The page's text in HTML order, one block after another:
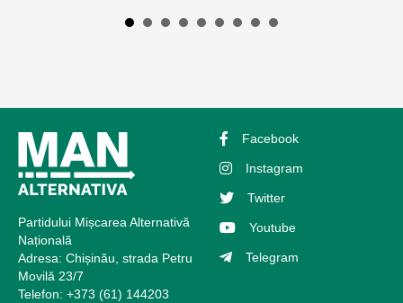
Partidului Mișcarea Alternativă
Națională
Adresa: Chișinău, strada Petru
Movilă 23/7
Telefon: +373 (61) 144203
Facebook
Instagram
Twitter
Youtube
Telegram